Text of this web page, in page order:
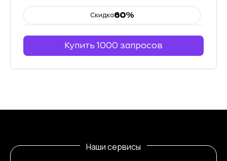
Скидка60%
Купить1000 запросов
Наши сервисы